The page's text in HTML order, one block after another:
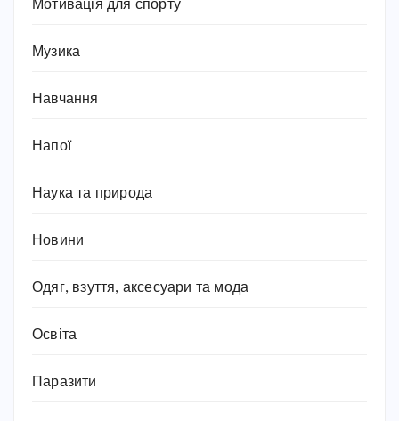
Мотивація для спорту
Музика
Навчання
Напої
Наука та природа
Новини
Одяг, взуття, аксесуари та мода
Освіта
Паразити